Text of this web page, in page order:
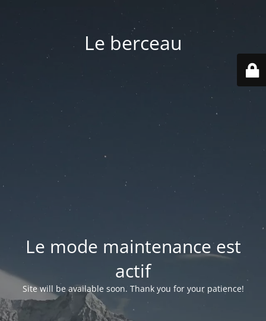
Le berceau
Le mode maintenance est
actif
Site will be available soon. Thank you for your patience!